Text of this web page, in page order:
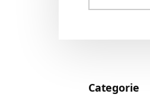
Categorie